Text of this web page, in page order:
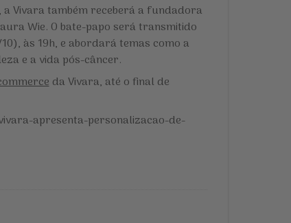
Vivara também receberá a fundadora
Wie. O bate-papo será transmitido
às 19h, e abordará temas como a
e a vida pós-câncer.
da Vivara, até o final de
apresenta-personalizacao-de-